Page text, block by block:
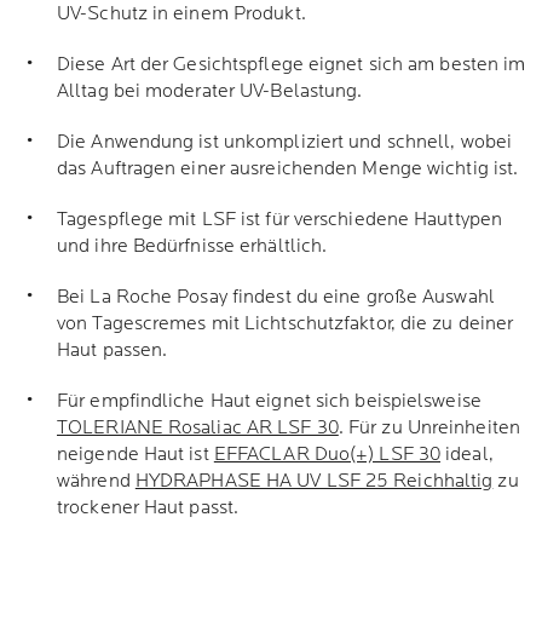
UV-Schutz in einem Produkt.
Diese Art der Gesichtspflege eignet sich am besten im
Alltag bei moderater UV-Belastung.
Die Anwendung ist unkompliziert und schnell, wobei
das Auftragen einer ausreichenden Menge wichtig ist.
Tagespflege mit LSF ist für verschiedene Hauttypen
und ihre Bedürfnisse erhältlich.
Bei La Roche Posay findest du eine große Auswahl
von Tagescremes mit Lichtschutzfaktor, die zu deiner
Haut passen.
Für empfindliche Haut eignet sich beispielsweise
TOLERIANE Rosaliac AR LSF 30. Für zu Unreinheiten
neigende Haut ist EFFACLAR Duo(+) LSF 30 ideal,
während HYDRAPHASE HA UV LSF 25 Reichhaltig zu
trockener Haut passt.